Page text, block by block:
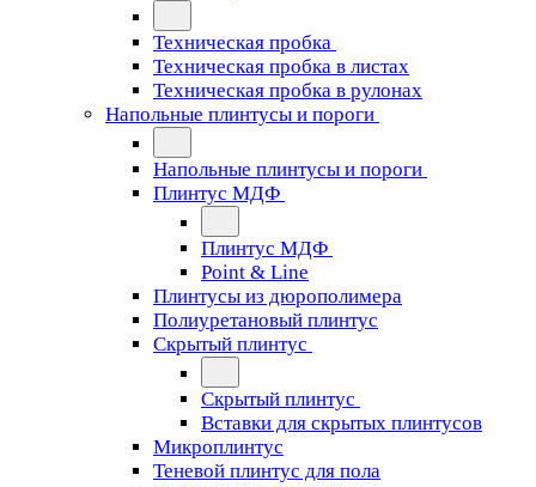
Техническая пробка
Техническая пробка в листах
Техническая пробка в рулонах
Напольные плинтусы и пороги
Напольные плинтусы и пороги
Плинтус МДФ
Плинтус МДФ
Point & Line
Плинтусы из дюрополимера
Полиуретановый плинтус
Скрытый плинтус
Скрытый плинтус
Вставки для скрытых плинтусов
Микроплинтус
Теневой плинтус для пола